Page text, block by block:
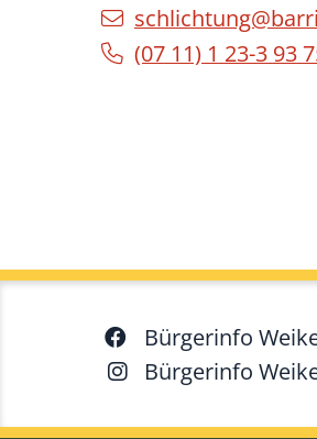
(07 11) 1 23-3 93
Bürgerinfo
Bürgerinfo